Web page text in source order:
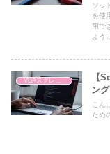
ソッ
を使
用で
よう
【
ン
こん
ため